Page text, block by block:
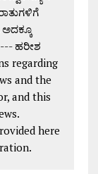
ಹರೀಶ
regarding
and the
and this
here